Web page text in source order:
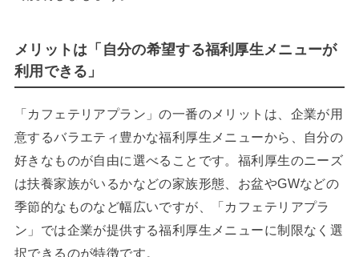
メリットは「自分の希望する福利厚生メニューが
利用できる」
「カフェテリアプラン」の一番のメリットは、企業が用
意するバラエティ豊かな福利厚生メニューから、自分の
好きなものが自由に選べることです。福利厚生のニーズ
は扶養家族がいるかなどの家族形態、お盆やGWなどの
季節的なものなど幅広いですが、「カフェテリアプラ
ン」では企業が提供する福利厚生メニューに制限なく選
択できるのが特徴です。